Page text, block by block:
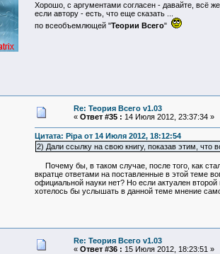
Хорошо, с аргументами согласен - давайте, всё
если автору - есть, что еще сказать ...
по всеобъемлющей "Теории Всего"
Re: Теория Всего v1.03
« Ответ #35 : 14 Июля 2012, 23:37:34 »
Цитата: Pipa от 14 Июля 2012, 18:12:54
2) Дали ссылку на свою книгу, показав этим, что
Почему бы, в таком случае, после того, как
вкратце ответами на поставленные в этой теме
официальной науки нет? Но если актуален
хотелось бы услышать в данной теме мнение
Re: Теория Всего v1.03
« Ответ #36 : 15 Июля 2012, 18:23:51 »